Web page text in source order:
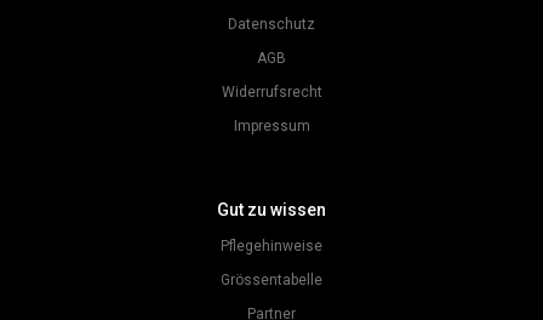
Datenschutz
AGB
Widerrufsrecht
Impressum
Gut zu wissen
Pflegehinweise
Grössentabelle
Partner